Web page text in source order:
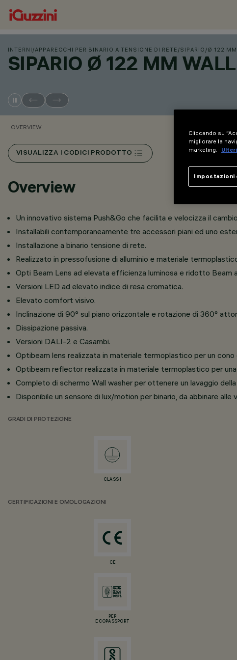
INTERNI /APPARECCHI PER BINARIO A TENSIONE DI RETE /SIPARIO /Ø 122 MM
SIPARIO Ø 122 MM
OVERVIEW
VISUALIZZA I CODICI PRODOTTO
Overview
Un innovativo sistema Push&Go che facilita e velocizza il
Installabili contemporaneamente tre accessori piani ed uno
Installazione a binario tensione di rete.
Realizzato in pressofusione di alluminio e materiale
Opti Beam Lens ad elevata efficienza luminosa e ridotto Beam
Versioni LED ad elevato indice di resa cromatica.
Elevato comfort visivo.
Inclinazione di 90° sul piano orizzontale e rotazione di 360°
Dissipazione passiva.
Versioni DALI-2 e Casambi.
Optibeam lens realizzata in materiale termoplastico per un
Optibeam reflector realizzata in materiale termoplastico per
Completo di schermo Wall washer per ottenere un lavaggio
Disponibile un sensore di lux/motion per binario, da abbinare alle
GRADI DI PROTEZIONE
CLASS I
CERTIFICAZIONI E OMOLOGAZIONI
CE
PEP
ECOPASSPORT
Cliccando su
migliorare la
marketing.
Impostazioni